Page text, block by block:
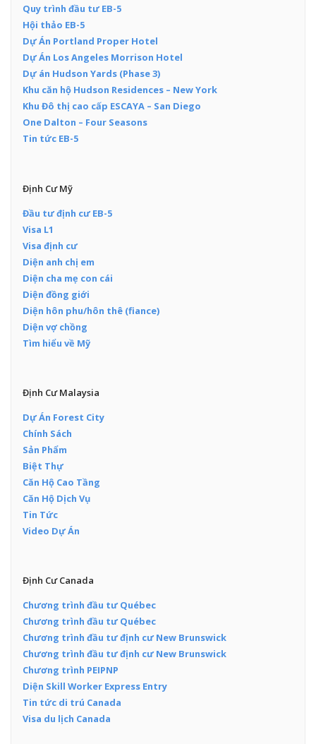
Quy trình đầu tư EB-5
Hội thảo EB-5
Dự Án Portland Proper Hotel
Dự Án Los Angeles Morrison Hotel
Dự án Hudson Yards (Phase 3)
Khu căn hộ Hudson Residences – New York
Khu Đô thị cao cấp ESCAYA – San Diego
One Dalton – Four Seasons
Tin tức EB-5
Định Cư Mỹ
Đầu tư định cư EB-5
Visa L1
Visa định cư
Diện anh chị em
Diện cha mẹ con cái
Diện đồng giới
Diện hôn phu/hôn thê (fiance)
Diện vợ chồng
Tìm hiểu về Mỹ
Định Cư Malaysia
Dự Án Forest City
Chính Sách
Sản Phẩm
Biệt Thự
Căn Hộ Cao Tầng
Căn Hộ Dịch Vụ
Tin Tức
Video Dự Án
Định Cư Canada
Chương trình đầu tư Québec
Chương trình đầu tư Québec
Chương trình đầu tư định cư New Brunswick
Chương trình đầu tư định cư New Brunswick
Chương trình PEIPNP
Diện Skill Worker Express Entry
Tin tức di trú Canada
Visa du lịch Canada